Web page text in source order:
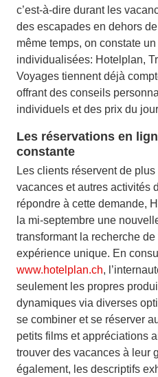
c’est-à-dire durant les
des escapades en dehors
même temps, on constate
individualisées: Hotelplan,
Voyages tiennent déjà
offrant des conseils
individuels et des prix du
Les réservations en
constante
Les clients réservent de
vacances et autres activités
répondre à cette demande,
la mi-septembre une
transformant la recherche
expérience unique. En
www.hotelplan.ch,
seulement les propres
dynamiques via diverses
se combiner et se réserver
petits films et appréciations
trouver des vacances à leur
également, les descriptifs